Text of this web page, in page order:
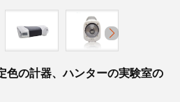
色の計器、ハンターの実験室の